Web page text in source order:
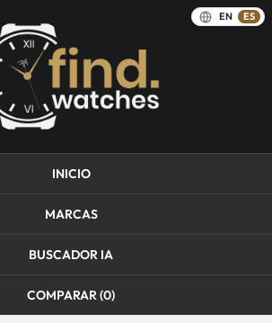
EN ES
INICIO
MARCAS
BUSCADOR IA
COMPARAR (0)